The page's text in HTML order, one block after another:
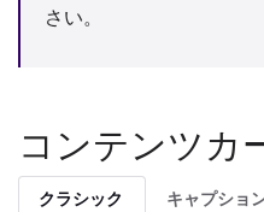
さい。
コンテンツカ
クラシック キャプショ